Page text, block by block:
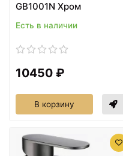
GB1001N Хром
Есть в наличии
10450 ₽
В корзину